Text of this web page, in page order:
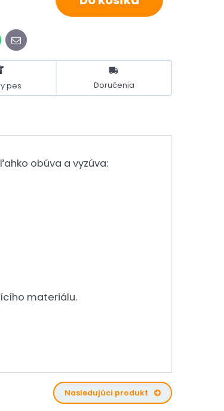
E-
mail
pes Doručenia
obúva a vyzúva:
materiálu.
Nasledujúci produkt